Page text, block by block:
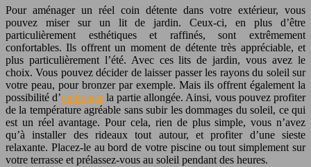
Pour aménager un réel coin détente dans votre extérieur, vous
pouvez miser sur un lit de jardin. Ceux-ci, en plus d’être
particulièrement esthétiques et raffinés, sont extrêmement
confortables. Ils offrent un moment de détente très appréciable, et
plus particulièrement l’été. Avec ces lits de jardin, vous avez le
choix. Vous pouvez décider de laisser passer les rayons du soleil sur
votre peau, pour bronzer par exemple. Mais ils offrent également la
possibilité d’ombragerla partie allongée. Ainsi, vous pouvez profiter
de la température agréable sans subir les dommages du soleil, ce qui
est un réel avantage. Pour cela, rien de plus simple, vous n’avez
qu’à installer des rideaux tout autour, et profiter d’une sieste
relaxante. Placez-le au bord de votre piscine ou tout simplement sur
votre terrasse et prélassez-vous au soleil pendant des heures.